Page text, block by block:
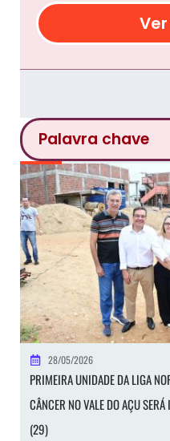
28/05/2026
PRIMEIRA UNIDADE DA LIGA
CÂNCER NO VALE DO AÇU
(29)